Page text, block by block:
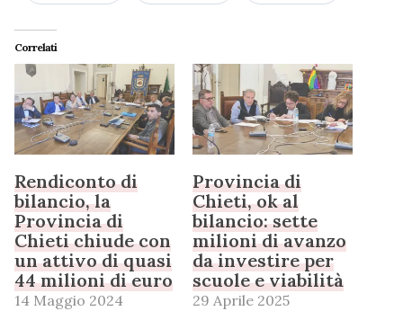
Correlati
Rendiconto di
bilancio, la
Provincia di
Chieti chiude con
un attivo di quasi
44 milioni di euro
14 Maggio 2024
Provincia di
Chieti, ok al
bilancio: sette
milioni di avanzo
da investire per
scuole e viabilità
29 Aprile 2025